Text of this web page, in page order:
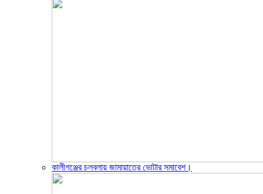
কালীগঞ্জের চলবলায় জামায়াতের ভোটার সমাবেশ।